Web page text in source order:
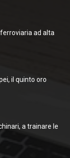
ad alta
il quinto oro
a trainare le